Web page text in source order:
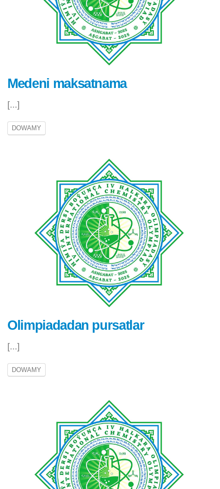
Medeni maksatnama
[...]
DOWAMY
Olimpiadadan pursatlar
[...]
DOWAMY